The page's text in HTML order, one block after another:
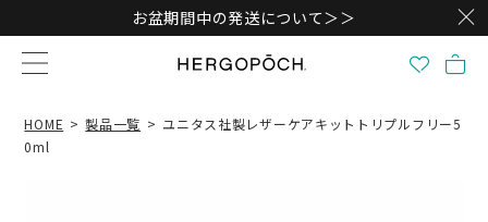
お盆期間中の発送について＞＞
HOME 製品一覧
ユニタス社製レザーケアキットトリプルフリー5
0ml